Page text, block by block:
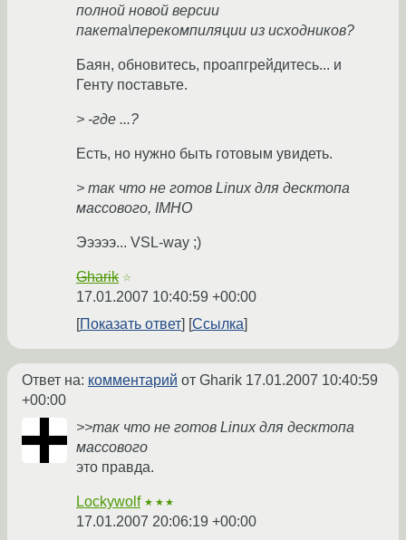
полной новой версии
пакета\перекомпиляции из исходников?
Баян, обновитесь, проапгрейдитесь... и
Генту поставьте.
> -где ...?
Есть, но нужно быть готовым увидеть.
> так что не готов Linux для десктопа
массового, IMHO
Эээээ... VSL-way ;)
Gharik ☆
17.01.2007 10:40:59 +00:00
Показать ответ
Ссылка
Ответ на: комментарий от Gharik 17.01.2007 10:40:59
+00:00
>>так что не готов Linux для десктопа
массового
это правда.
Lockywolf ★★★
17.01.2007 20:06:19 +00:00